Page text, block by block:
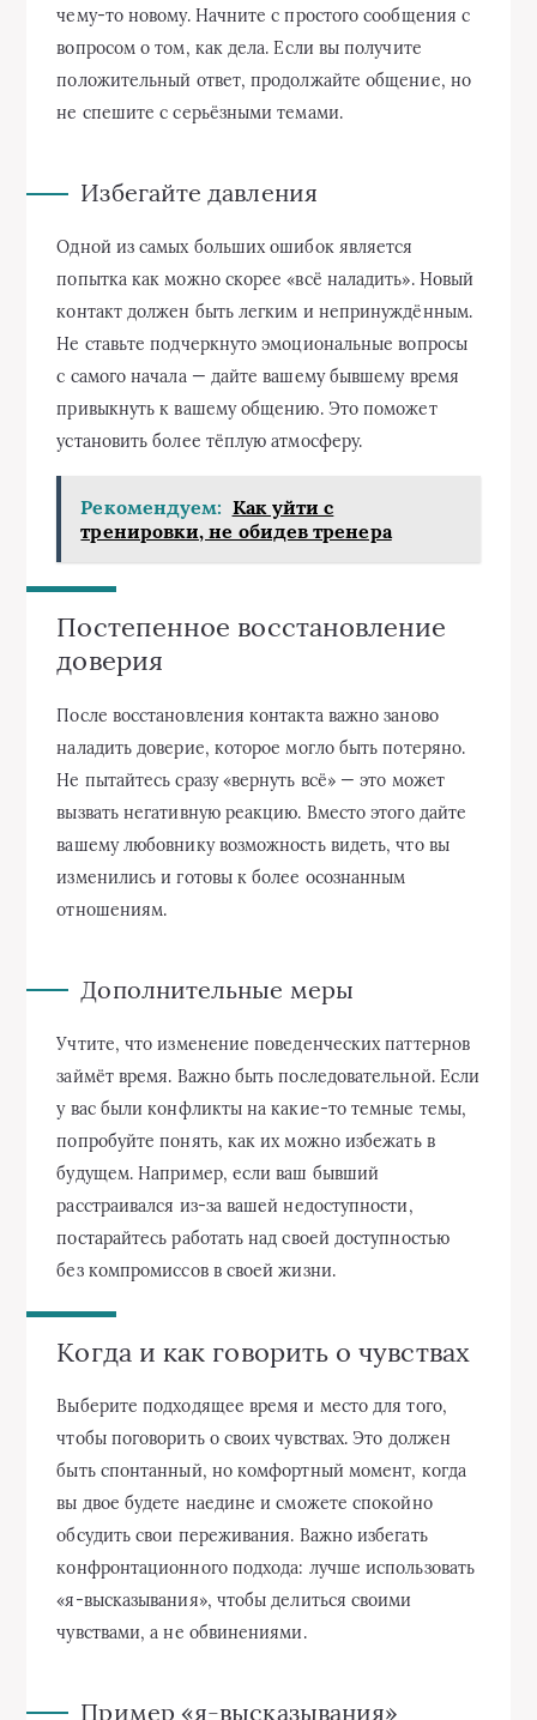
чему-то новому. Начните с простого сообщения с
вопросом о том, как дела. Если вы получите
положительный ответ, продолжайте общение, но
не спешите с серьёзными темами.
Избегайте давления
Одной из самых больших ошибок является
попытка как можно скорее «всё наладить». Новый
контакт должен быть легким и непринуждённым.
Не ставьте подчеркнуто эмоциональные вопросы
с самого начала — дайте вашему бывшему время
привыкнуть к вашему общению. Это поможет
установить более тёплую атмосферу.
Рекомендуем: Как уйти с
тренировки, не обидев тренера
Постепенное восстановление
доверия
После восстановления контакта важно заново
наладить доверие, которое могло быть потеряно.
Не пытайтесь сразу «вернуть всё» — это может
вызвать негативную реакцию. Вместо этого дайте
вашему любовнику возможность видеть, что вы
изменились и готовы к более осознанным
отношениям.
Дополнительные меры
Учтите, что изменение поведенческих паттернов
займёт время. Важно быть последовательной. Если
у вас были конфликты на какие-то темные темы,
попробуйте понять, как их можно избежать в
будущем. Например, если ваш бывший
расстраивался из-за вашей недоступности,
постарайтесь работать над своей доступностью
без компромиссов в своей жизни.
Когда и как говорить о чувствах
Выберите подходящее время и место для того,
чтобы поговорить о своих чувствах. Это должен
быть спонтанный, но комфортный момент, когда
вы двое будете наедине и сможете спокойно
обсудить свои переживания. Важно избегать
конфронтационного подхода: лучше использовать
«я-высказывания», чтобы делиться своими
чувствами, а не обвинениями.
Пример «я-высказывания»